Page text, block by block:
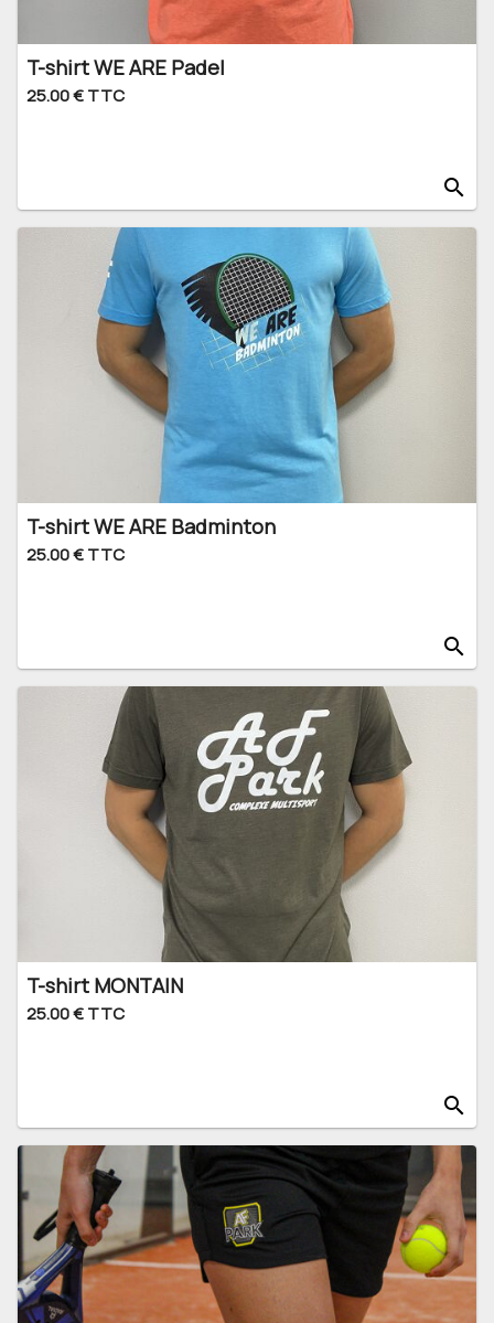
T-shirt WE ARE Padel
25.00 € TTC
search
T-shirt WE ARE Badminton
25.00 € TTC
search
T-shirt MONTAIN
25.00 € TTC
search